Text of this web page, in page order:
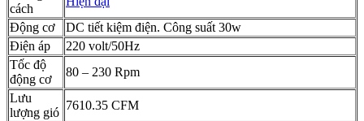
cách
Động cơ
DC tiết kiệm điện. Công suất 30w
Điện áp
220 volt/50Hz
Tốc độ
động cơ
80 – 230 Rpm
Lưu
lượng gió
7610.35 CFM